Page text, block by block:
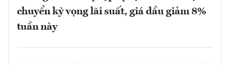
chuyển kỳ vọng lãi suất, giá dầu giảm 8%
tuần này